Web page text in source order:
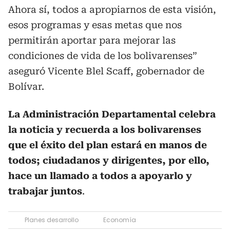
Ahora sí, todos a apropiarnos de esta visión,
esos programas y esas metas que nos
permitirán aportar para mejorar las
condiciones de vida de los bolivarenses”
aseguró Vicente Blel Scaff, gobernador de
Bolívar.
La Administración Departamental celebra
la noticia y recuerda a los bolivarenses
que el éxito del plan estará en manos de
todos; ciudadanos y dirigentes, por ello,
hace un llamado a todos a apoyarlo y
trabajar juntos.
Planes desarrollo Economía